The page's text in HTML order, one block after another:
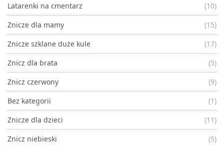
Latarenki na cmentarz
(10)
Znicze dla mamy
(15)
Znicze szklane duże kule
(17)
Znicz dla brata
(5)
Znicz czerwony
(9)
Bez kategorii
(1)
Znicze dla dzieci
(11)
Znicz niebieski
(5)